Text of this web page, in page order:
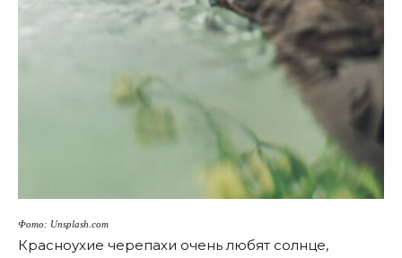
Фото: Unsplash.com
Красноухие черепахи очень любят солнце,